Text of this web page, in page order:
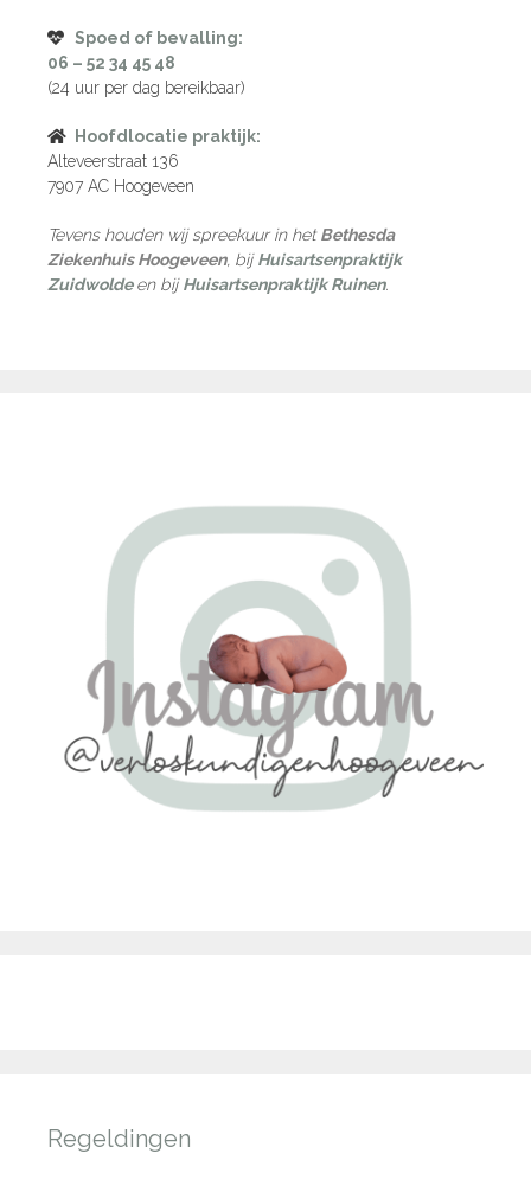
Spoed of bevalling:
06 – 52 34 45 48
(24 uur per dag bereikbaar)
Hoofdlocatie praktijk:
Alteveerstraat 136
7907 AC Hoogeveen
Tevens houden wij spreekuur in hetBethesda
Ziekenhuis Hoogeveen, bijHuisartsenpraktijk
Zuidwolde en bijHuisartsenpraktijk Ruinen.
Regeldingen